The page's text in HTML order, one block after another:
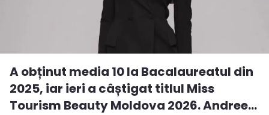
A obținut media 10 la Bacalaureatul din
2025, iar ieri a câștigat titlul Miss
Tourism Beauty Moldova 2026. Andree...